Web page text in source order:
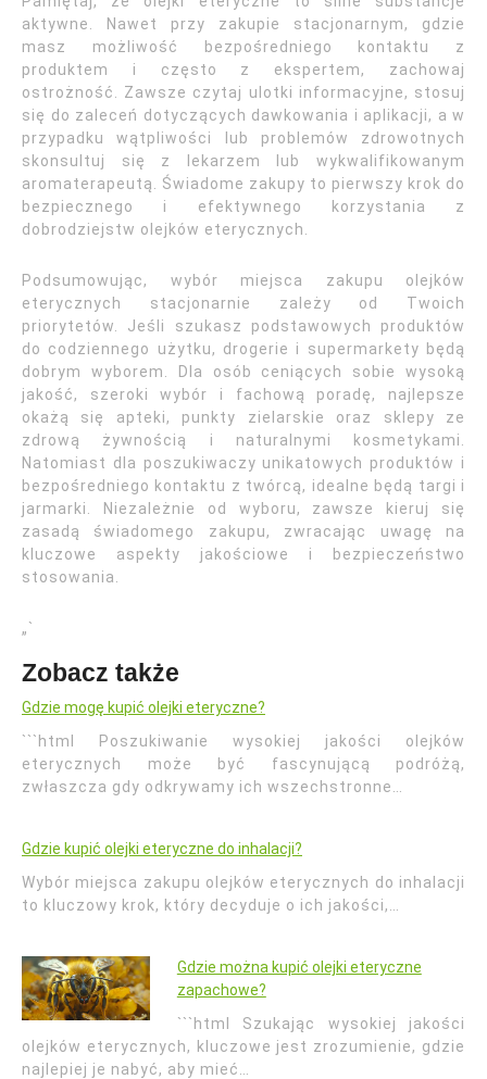
aktywne. Nawet przy zakupie stacjonarnym, gdzie
masz możliwość bezpośredniego kontaktu z
produktem i często z ekspertem, zachowaj
ostrożność. Zawsze czytaj ulotki informacyjne, stosuj
się do zaleceń dotyczących dawkowania i aplikacji, a w
przypadku wątpliwości lub problemów zdrowotnych
skonsultuj się z lekarzem lub wykwalifikowanym
aromaterapeutą. Świadome zakupy to pierwszy krok do
bezpiecznego i efektywnego korzystania z
dobrodziejstw olejków eterycznych.
Podsumowując, wybór miejsca zakupu olejków
eterycznych stacjonarnie zależy od Twoich
priorytetów. Jeśli szukasz podstawowych produktów
do codziennego użytku, drogerie i supermarkety będą
dobrym wyborem. Dla osób ceniących sobie wysoką
jakość, szeroki wybór i fachową poradę, najlepsze
okażą się apteki, punkty zielarskie oraz sklepy ze
zdrową żywnością i naturalnymi kosmetykami.
Natomiast dla poszukiwaczy unikatowych produktów i
bezpośredniego kontaktu z twórcą, idealne będą targi i
jarmarki. Niezależnie od wyboru, zawsze kieruj się
zasadą świadomego zakupu, zwracając uwagę na
kluczowe aspekty jakościowe i bezpieczeństwo
stosowania.
„`
Zobacz także
Gdzie mogę kupić olejki eteryczne?
```html Poszukiwanie wysokiej jakości olejków
eterycznych może być fascynującą podróżą,
zwłaszcza gdy odkrywamy ich wszechstronne…
Gdzie kupić olejki eteryczne do inhalacji?
Wybór miejsca zakupu olejków eterycznych do inhalacji
to kluczowy krok, który decyduje o ich jakości,…
Gdzie można kupić olejki eteryczne
zapachowe?
```html Szukając wysokiej jakości
olejków eterycznych, kluczowe jest zrozumienie, gdzie
najlepiej je nabyć, aby mieć…